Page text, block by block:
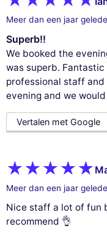
Meer dan een jaar
Superb!!
We booked the
was superb.
professional staff
evening and we
Vertalen met Google
Meer dan een jaar
Nice staff a lot of fun
recommend 👌